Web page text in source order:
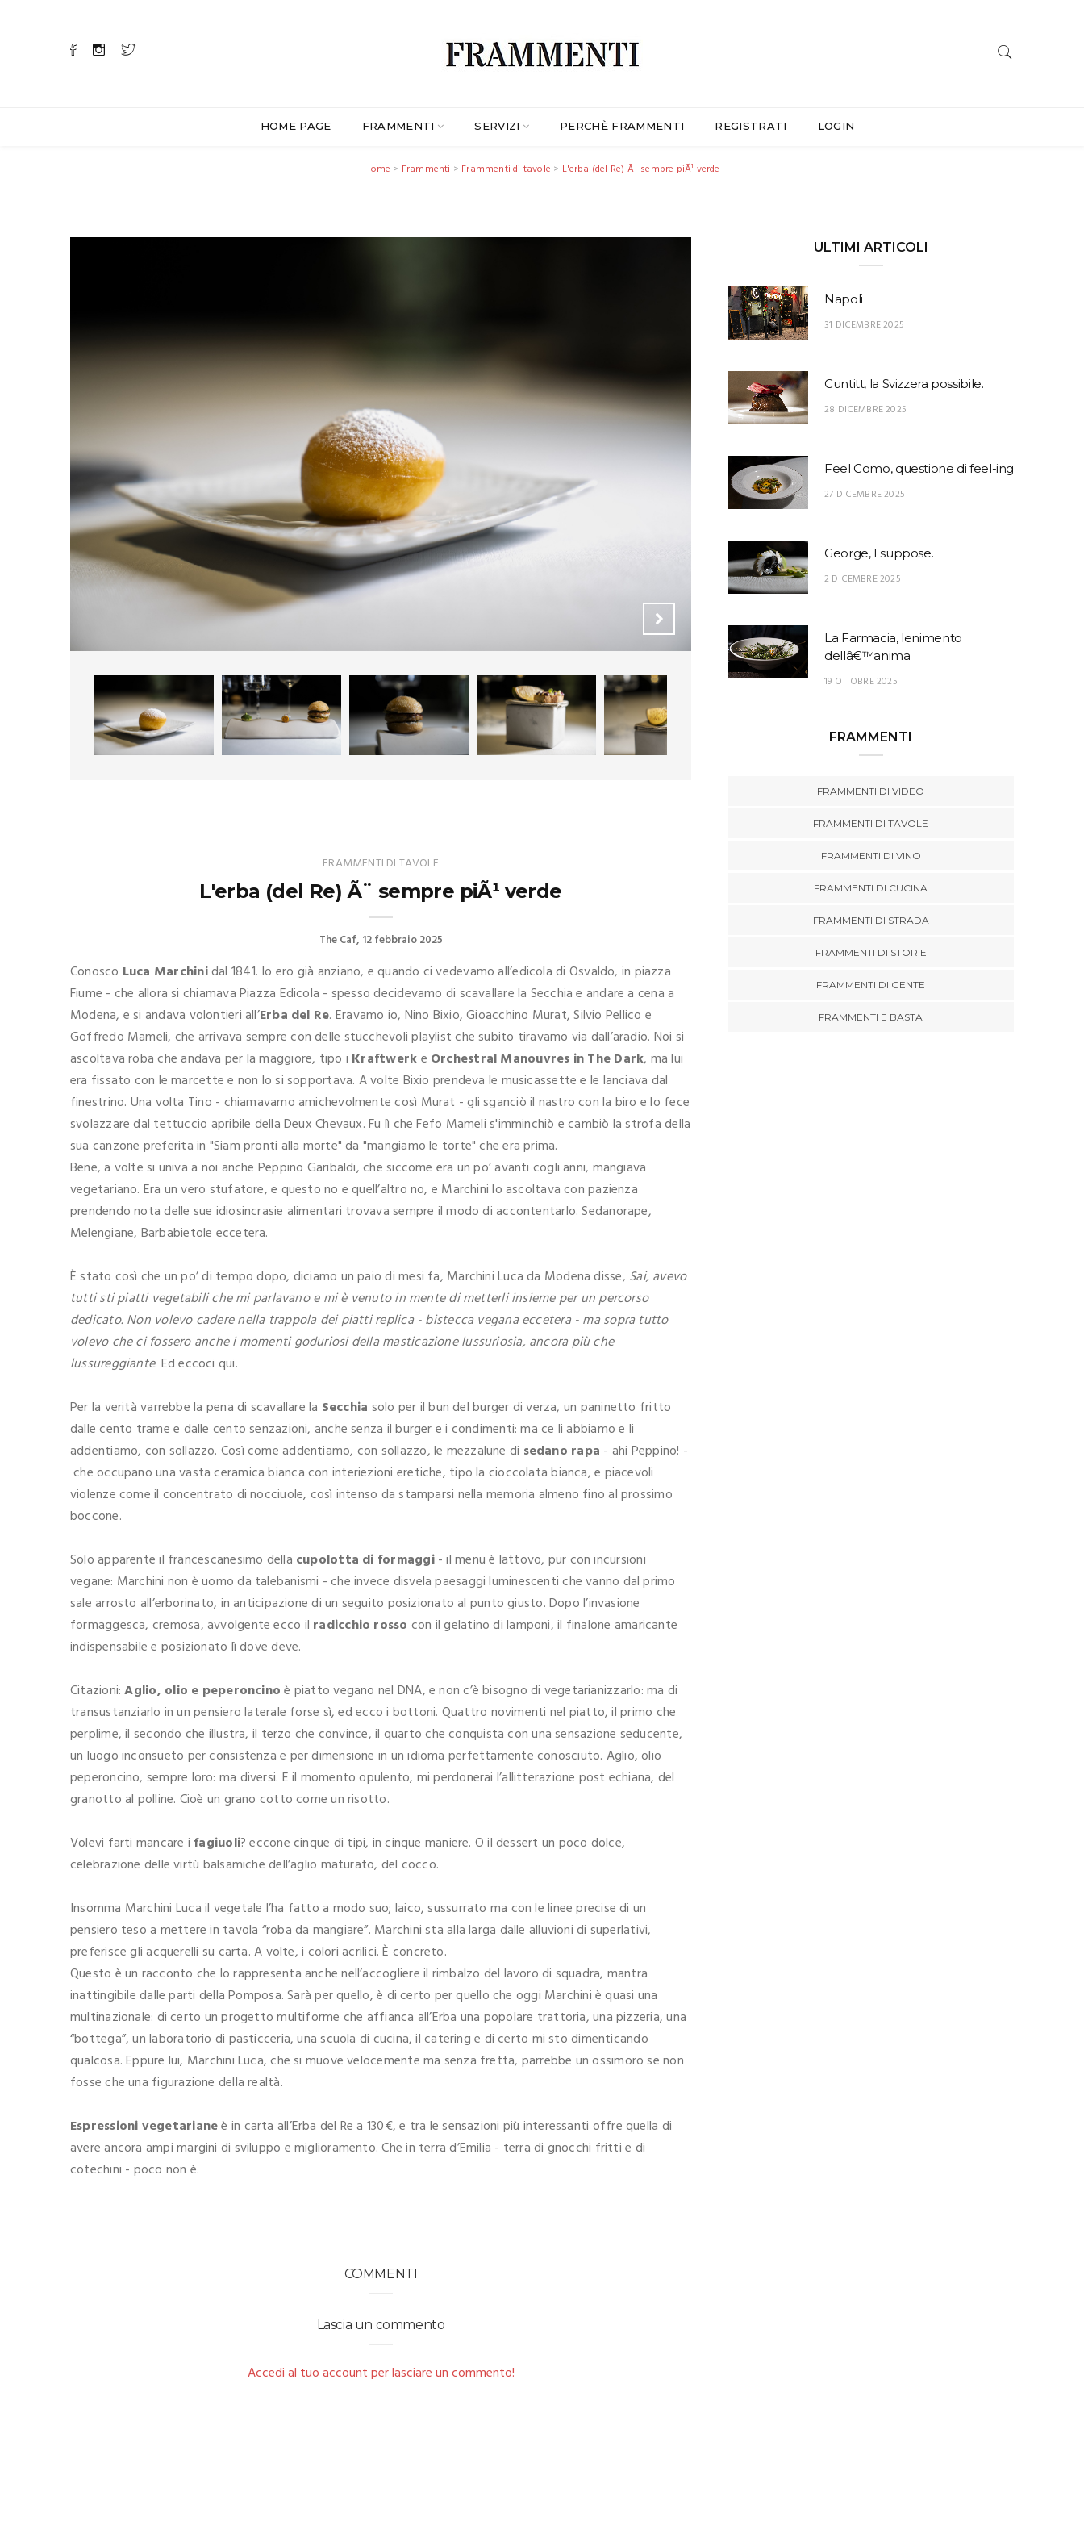
HOME PAGE FRAMMENTI SERVIZI PERCHÈ FRAMMENTI REGISTRATI LOGIN
Home > Frammenti > Frammenti di tavole > L'erba (del Re) Ã¨ sempre piÃ¹ verde
FRAMMENTI DI TAVOLE
L'erba (del Re) Ã¨ sempre piÃ¹ verde
The Caf 12 febbraio 2025
Conosco Luca Marchinidal 1841. Io ero già anziano, e quando ci vedevamo all’edicola di Osvaldo, in piazza
Fiume - che allora si chiamava Piazza Edicola - spesso decidevamo di scavallare la Secchia e andare a cena a
Modena, e si andava volontieri all’Erba del Re. Eravamo io, Nino Bixio, Gioacchino Murat, Silvio Pellico e
Goffredo Mameli, che arrivava sempre con delle stucchevoli playlist che subito tiravamo via dall’aradio. Noi si
ascoltava roba che andava per la maggiore, tipo i Kraftwerke Orchestral Manouvres in The Dark, ma lui
era fissato con le marcette e non lo si sopportava. A volte Bixio prendeva le musicassette e le lanciava dal
finestrino. Una volta Tino - chiamavamo amichevolmente così Murat - gli sganciò il nastro con la biro e lo fece
svolazzare dal tettuccio apribile della Deux Chevaux. Fu lì che Fefo Mameli s'imminchiò e cambiò la strofa della
sua canzone preferita in "Siam pronti alla morte" da "mangiamo le torte" che era prima.
Bene, a volte si univa a noi anche Peppino Garibaldi, che siccome era un po’ avanti cogli anni, mangiava
vegetariano. Era un vero stufatore, e questo no e quell’altro no, e Marchini lo ascoltava con pazienza
prendendo nota delle sue idiosincrasie alimentari trovava sempre il modo di accontentarlo. Sedanorape,
Melengiane, Barbabietole eccetera.
È stato così che un po’ di tempo dopo, diciamo un paio di mesi fa, Marchini Luca da Modena disse, Sai, avevo
tutti sti piatti vegetabili che mi parlavano e mi è venuto in mente di metterli insieme per un percorso
dedicato. Non volevo cadere nella trappola dei piatti replica - bistecca vegana eccetera - ma sopra tutto
volevo che ci fossero anche i momenti goduriosi della masticazione lussuriosia, ancora più che
lussureggiante. Ed eccoci qui.
Per la verità varrebbe la pena di scavallare la Secchia solo per il bun del burger di verza, un paninetto fritto
dalle cento trame e dalle cento senzazioni, anche senza il burger e i condimenti: ma ce li abbiamo e li
addentiamo, con sollazzo. Così come addentiamo, con sollazzo, le mezzalune di sedano rapa - ahi Peppino! -
che occupano una vasta ceramica bianca con interiezioni eretiche, tipo la cioccolata bianca, e piacevoli
violenze come il concentrato di nocciuole, così intenso da stamparsi nella memoria almeno fino al prossimo
boccone.
Solo apparente il francescanesimo della cupolotta di formaggi- il menu è lattovo, pur con incursioni
vegane: Marchini non è uomo da talebanismi - che invece disvela paesaggi luminescenti che vanno dal primo
sale arrosto all’erborinato, in anticipazione di un seguito posizionato al punto giusto. Dopo l’invasione
formaggesca, cremosa, avvolgente ecco il radicchio rosso con il gelatino di lamponi, il finalone amaricante
indispensabile e posizionato lì dove deve.
Citazioni:Aglio, olio e peperoncinoè piatto vegano nel DNA, e non c’è bisogno di vegetarianizzarlo: ma di
transustanziarlo in un pensiero laterale forse sì, ed ecco i bottoni. Quattro novimenti nel piatto, il primo che
perplime, il secondo che illustra, il terzo che convince, il quarto che conquista con una sensazione seducente,
un luogo inconsueto per consistenza e per dimensione in un idioma perfettamente conosciuto. Aglio, olio
peperoncino, sempre loro: ma diversi. E il momento opulento, mi perdonerai l’allitterazione post echiana, del
granotto al polline. Cioè un grano cotto come un risotto.
Volevi farti mancare i fagiuoli? eccone cinque di tipi, in cinque maniere. O il dessert un poco dolce,
celebrazione delle virtù balsamiche dell’aglio maturato, del cocco.
Insomma Marchini Luca il vegetale l’ha fatto a modo suo; laico, sussurrato ma con le linee precise di un
pensiero teso a mettere in tavola “roba da mangiare”. Marchini sta alla larga dalle alluvioni di superlativi,
preferisce gli acquerelli su carta. A volte, i colori acrilici. È concreto.
Questo è un racconto che lo rappresenta anche nell’accogliere il rimbalzo del lavoro di squadra, mantra
inattingibile dalle parti della Pomposa. Sarà per quello, è di certo per quello che oggi Marchini è quasi una
multinazionale: di certo un progetto multiforme che affianca all’Erba una popolare trattoria, una pizzeria, una
“bottega”, un laboratorio di pasticceria, una scuola di cucina, il catering e di certo mi sto dimenticando
qualcosa. Eppure lui, Marchini Luca, che si muove velocemente ma senza fretta, parrebbe un ossimoro se non
fosse che una figurazione della realtà.
Espressioni vegetarianeè in carta all’Erba del Re a 130€, e tra le sensazioni più interessanti offre quella di
avere ancora ampi margini di sviluppo e miglioramento. Che in terra d’Emilia - terra di gnocchi fritti e di
cotechini - poco non è.
COMMENTI
Lascia un commento
Accedi al tuo account per lasciare un commento!
ULTIMI ARTICOLI
Napoli
31 DICEMBRE 2025
Cuntitt, la Svizzera possibile.
28 DICEMBRE 2025
Feel Como, questione di feel-ing
27 DICEMBRE 2025
George, I suppose.
2 DICEMBRE 2025
La Farmacia, lenimento
dellâ€™anima
19 OTTOBRE 2025
FRAMMENTI
FRAMMENTI DI VIDEO
FRAMMENTI DI TAVOLE
FRAMMENTI DI VINO
FRAMMENTI DI CUCINA
FRAMMENTI DI STRADA
FRAMMENTI DI STORIE
FRAMMENTI DI GENTE
FRAMMENTI E BASTA